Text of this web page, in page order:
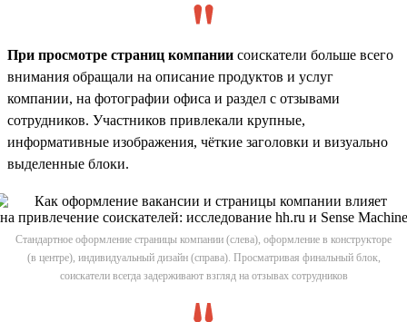
При просмотре страниц компании соискатели больше всего
внимания обращали на описание продуктов и услуг
компании, на фотографии офиса и раздел с отзывами
сотрудников. Участников привлекали крупные,
информативные изображения, чёткие заголовки и визуально
выделенные блоки.
Стандартное оформление страницы компании (слева), оформление в конструкторе
(в центре), индивидуальный дизайн (справа). Просматривая финальный блок,
соискатели всегда задерживают взгляд на отзывах сотрудников